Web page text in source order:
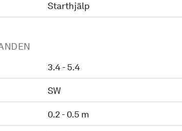
Starthjälp
3.4 - 5.4
SW
0.2 - 0.5 m